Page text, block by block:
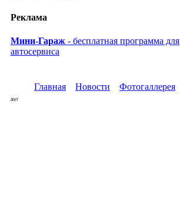
Реклама
Мини-Гараж - бесплатная программа для
автосервиса
avr
Главная Новости Фотогаллерея